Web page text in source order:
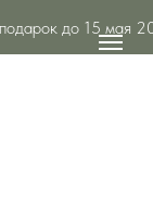
до 15 мая